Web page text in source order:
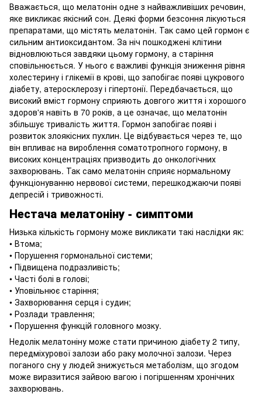
Вважається, що мелатонін одне з найважливіших речовин,
яке викликає якісний сон. Деякі форми безсоння лікуються
препаратами, що містять мелатонін. Так само цей гормон є
сильним антиоксидантом. За ніч пошкоджені клітини
відновлюються завдяки цьому гормону, а старіння
сповільнюється. У нього є важливі функція зниження рівня
холестерину і глікемії в крові, що запобігає появі цукрового
діабету, атеросклерозу і гіпертонії. Передбачається, що
високий вміст гормону сприяють довгого життя і хорошого
здоров'я навіть в 70 років, а це означає, що мелатонін
збільшує тривалість життя. Гормон запобігає появі і
розвиток злоякісних пухлин. Це відбувається через те, що
він впливає на вироблення соматотропного гормону, в
високих концентраціях призводить до онкологічних
захворювань. Так само мелатонін сприяє нормальному
функціонуванню нервової системи, перешкоджаючи появі
депресій і тривожності.
Нестача мелатоніну - симптоми
Низька кількість гормону може викликати такі наслідки як:
• Втома;
• Порушення гормональної системи;
• Підвищена подразливість;
• Часті болі в голові;
• Уповільнює старіння;
• Захворювання серця і судин;
• Розлади травлення;
• Порушення функцій головного мозку.
Недолік мелатоніну може стати причиною діабету 2 типу,
передміхурової залози або раку молочної залози. Через
поганого сну у людей знижується метаболізм, що згодом
може виразитися зайвою вагою і погіршенням хронічних
захворювань.